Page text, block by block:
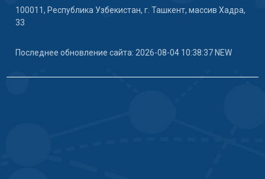
100011, Республика Узбекистан, г. Ташкент, массив Хадра,
33
Последнее обновление сайта: 2026-08-04 10:38:37 NEW